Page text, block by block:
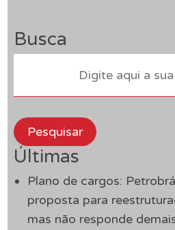
Busca
Pesquisar
Últimas
Plano de cargos:
proposta para
mas não responde